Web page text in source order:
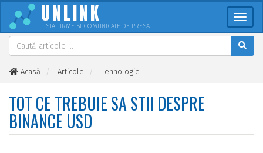
UNLINK
LISTA FIRME SI COMUNICATE DE PRESA
Acasă Articole
Tehnologie
TOT CE TREBUIE SA STII DESPRE
BINANCE USD